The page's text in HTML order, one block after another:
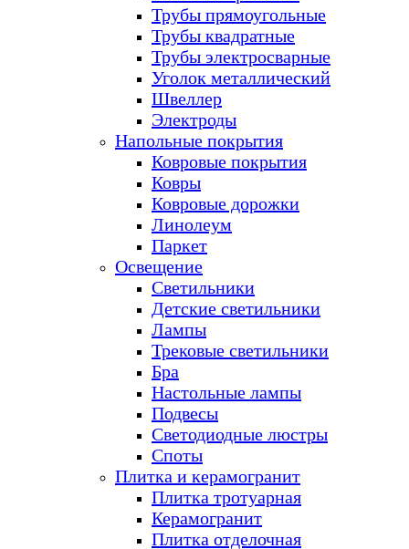
Трубы прямоугольные
Трубы квадратные
Трубы электросварные
Уголок металлический
Швеллер
Электроды
Напольные покрытия
Ковровые покрытия
Ковры
Ковровые дорожки
Линолеум
Паркет
Освещение
Светильники
Детские светильники
Лампы
Трековые светильники
Бра
Настольные лампы
Подвесы
Светодиодные люстры
Споты
Плитка и керамогранит
Плитка тротуарная
Керамогранит
Плитка отделочная